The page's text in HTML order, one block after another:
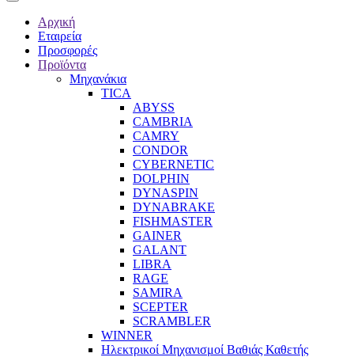
Αρχική
Εταιρεία
Προσφορές
Προϊόντα
Μηχανάκια
TICA
ABYSS
CAMBRIA
CAMRY
CONDOR
CYBERNETIC
DOLPHIN
DYNASPIN
DYNABRAKE
FISHMASTER
GAINER
GALANT
LIBRA
RAGE
SAMIRA
SCEPTER
SCRAMBLER
WINNER
Ηλεκτρικοί Μηχανισμοί Βαθιάς Καθετής